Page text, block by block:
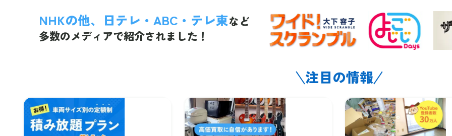
NHKの他、日テレ・ABC・テレ東など
多数のメディアで紹介されました！
注目の情報